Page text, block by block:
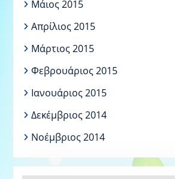
Μάιος 2015
Απρίλιος 2015
Μάρτιος 2015
Φεβρουάριος 2015
Ιανουάριος 2015
Δεκέμβριος 2014
Νοέμβριος 2014